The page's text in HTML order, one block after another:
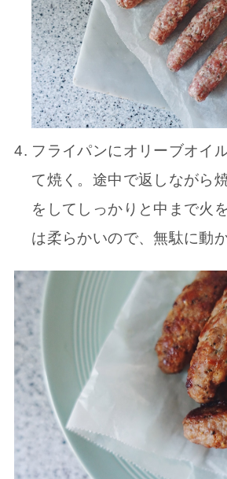
フライパンにオリーブオイ
て焼く。途中で返しながら
をしてしっかりと中まで火
は柔らかいので、無駄に動